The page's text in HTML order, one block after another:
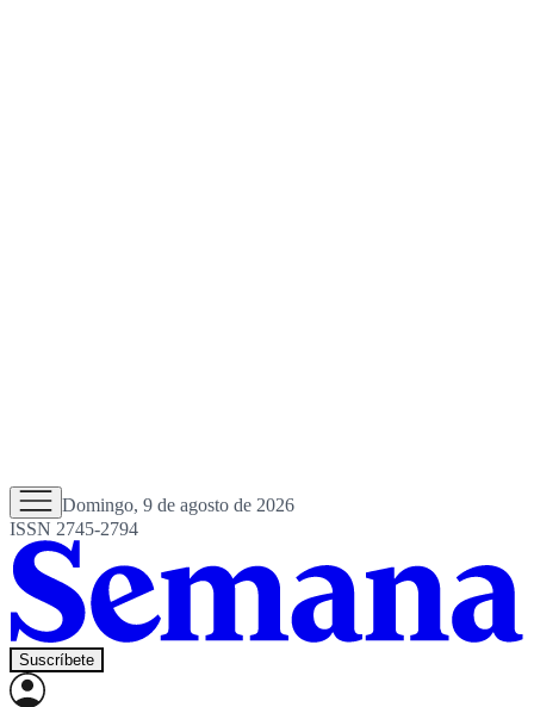
Domingo, 9 de agosto de 2026
ISSN 2745-2794
Suscríbete